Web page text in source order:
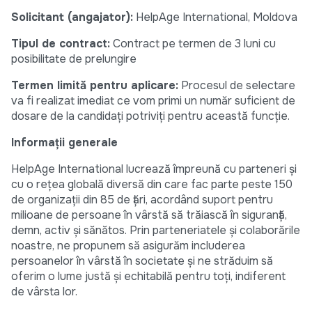
Solicitant (angajator): HelpAge International, Moldova
Tipul de contract:Contract pe termen de 3 luni cu
posibilitate de prelungire
Termen limită pentru aplicare: Procesul de selectare
va fi realizat imediat ce vom primi un număr suficient de
dosare de la candidați potriviți pentru această funcție.
Informații generale
HelpAge International lucrează împreună cu parteneri și
cu o rețea globală diversă din care fac parte peste 150
de organizații din 85 de țări, acordând suport pentru
milioane de persoane în vârstă să trăiască în siguranță,
demn, activ și sănătos. Prin parteneriatele și colaborările
noastre, ne propunem să asigurăm includerea
persoanelor în vârstă în societate și ne străduim să
oferim o lume justă și echitabilă pentru toți, indiferent
de vârsta lor.